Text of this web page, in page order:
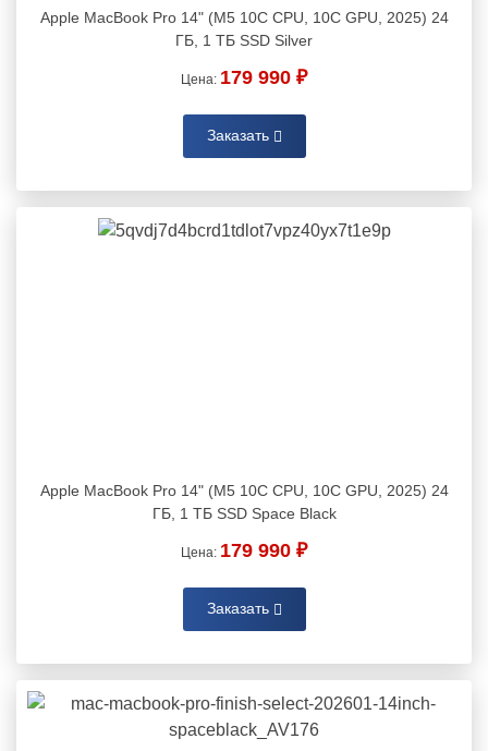
Apple MacBook Pro 14" (M5 10C CPU, 10C GPU, 2025) 24
ГБ, 1 ТБ SSD Silver
Цена: 179 990 ₽
Заказать
Apple MacBook Pro 14" (M5 10C CPU, 10C GPU, 2025) 24
ГБ, 1 ТБ SSD Space Black
Цена: 179 990 ₽
Заказать